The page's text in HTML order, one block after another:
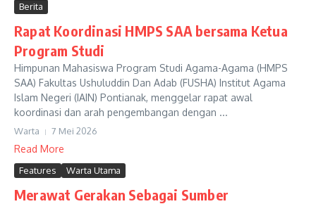
Berita
Rapat Koordinasi HMPS SAA bersama Ketua
Program Studi
Himpunan Mahasiswa Program Studi Agama-Agama (HMPS
SAA) Fakultas Ushuluddin Dan Adab (FUSHA) Institut Agama
Islam Negeri (IAIN) Pontianak, menggelar rapat awal
koordinasi dan arah pengembangan dengan ...
Warta 7 Mei 2026
Read More
Features Warta Utama
Merawat Gerakan Sebagai Sumber